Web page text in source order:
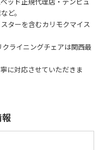
ど。
ターを含むカリモクマイス
ライニングチェアは関西最
に対応させていただきま